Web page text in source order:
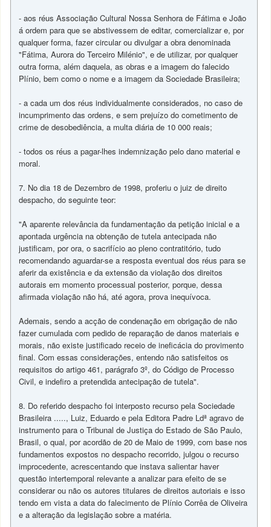
- aos réus Associação Cultural Nossa Senhora de Fátima e João
á ordem para que se abstivessem de editar, comercializar e, por
qualquer forma, fazer circular ou divulgar a obra denominada
"Fátima, Aurora do Terceiro Milénio", e de utilizar, por qualquer
outra forma, além daquela, as obras e a imagem do falecido
Plínio, bem como o nome e a imagem da Sociedade Brasileira;
- a cada um dos réus individualmente considerados, no caso de
incumprimento das ordens, e sem prejuízo do cometimento de
crime de desobediência, a multa diária de 10 000 reais;
- todos os réus a pagar-lhes indemnização pelo dano material e
moral.
7. No dia 18 de Dezembro de 1998, proferiu o juiz de direito
despacho, do seguinte teor:
"A aparente relevância da fundamentação da petição inicial e a
apontada urgência na obtenção de tutela antecipada não
justificam, por ora, o sacrifício ao pleno contratitório, tudo
recomendando aguardar-se a resposta eventual dos réus para se
aferir da existência e da extensão da violação dos direitos
autorais em momento processual posterior, porque, dessa
afirmada violação não há, até agora, prova inequívoca.
Ademais, sendo a acção de condenação em obrigação de não
fazer cumulada com pedido de reparação de danos materiais e
morais, não existe justificado receio de ineficácia do provimento
final. Com essas considerações, entendo não satisfeitos os
requisitos do artigo 461, parágrafo 3º, do Código de Processo
Civil, e indefiro a pretendida antecipação de tutela".
8. Do referido despacho foi interposto recurso pela Sociedade
Brasileira ....., Luiz, Eduardo e pela Editora Padre Ldª agravo de
instrumento para o Tribunal de Justiça do Estado de São Paulo,
Brasil, o qual, por acordão de 20 de Maio de 1999, com base nos
fundamentos expostos no despacho recorrido, julgou o recurso
improcedente, acrescentando que instava salientar haver
questão intertemporal relevante a analizar para efeito de se
considerar ou não os autores titulares de direitos autoriais e isso
tendo em vista a data do falecimento de Plínio Corrêa de Oliveira
e a alteração da legislação sobre a matéria.